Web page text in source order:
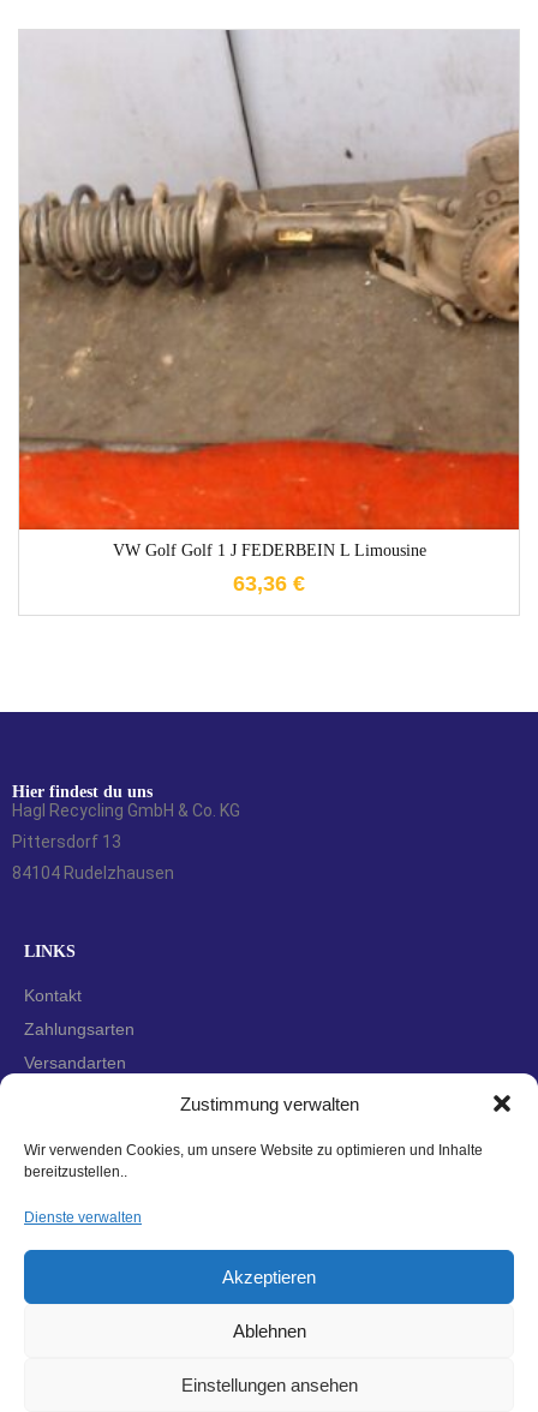
Zustimmung verwalten
Wir verwenden Cookies, um unsere Website zu optimieren und Inhalte
bereitzustellen..
Dienste verwalten
Akzeptieren
Ablehnen
Einstellungen ansehen
VW Golf Golf 1 J FEDERBEIN L Limousine
63,36 €
1-3 Werktage
Hier findest du uns
Hagl Recycling GmbH & Co. KG
Pittersdorf 13
84104 Rudelzhausen
LINKS
Kontakt
Zahlungsarten
Versandarten
Datenschutzerklärung
Cookie-Richtlinie (EU)